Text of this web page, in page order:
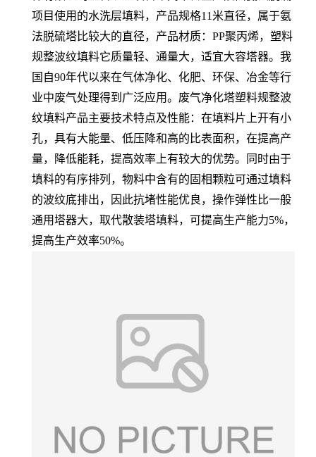
项目使用的水洗层填料，产品规格11米直径，属于氨
法脱硫塔比较大的直径，产品材质：PP聚丙烯，塑料
规整波纹填料它质量轻、通量大，适宜大容塔器。我
国自90年代以来在气体净化、化肥、环保、冶金等行
业中废气处理得到广泛应用。废气净化塔塑料规整波
纹填料产品主要技术特点及性能：在填料片上开有小
孔，具有大能量、低压降和高的比表面积，在提高产
量，降低能耗，提高效率上有较大的优势。同时由于
填料的有序排列，物料中含有的固相颗粒可通过填料
的波纹底排出，因此抗堵性能优良，操作弹性比一般
通用塔器大，取代散装塔填料，可提高生产能力5%，
提高生产效率50%。